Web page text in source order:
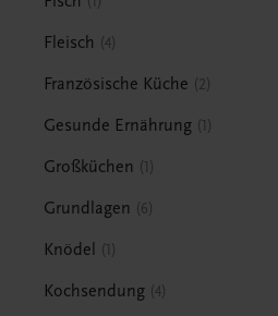
Fleisch 4
Französische Küche 2
Gesunde Ernährung 1
Großküchen 1
Grundlagen 6
Knödel 1
Kochsendung 4